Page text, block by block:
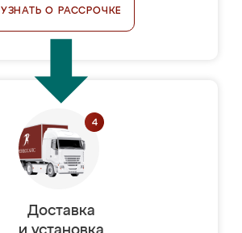
УЗНАТЬ О РАССРОЧКЕ
Доставка